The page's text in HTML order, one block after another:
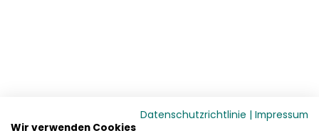
Datenschutzrichtlinie | Impressum
Wir verwenden Cookies